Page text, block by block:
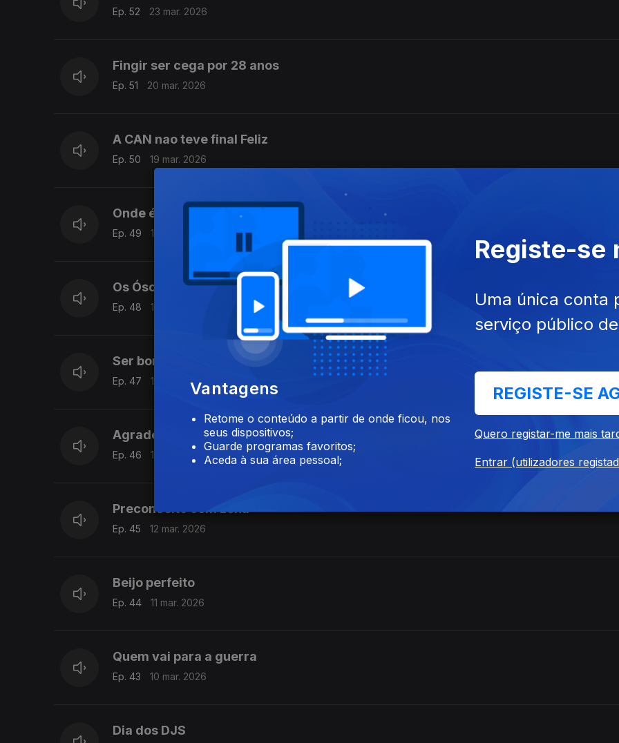
Ep. 52 23 mar. 2026
Fingir ser cega por 28 anos
Ep. 51 20 mar. 2026
A CAN nao teve final Feliz
Ep. 50 19 mar. 2026
Onde é que os vossos pais se conheceram?
Ep. 49 18 mar. 2026
Os Óscares
Ep. 48 17 mar. 2026
Ser bonita paga conta?
Ep. 47 16 mar. 2026
Agradecimentos
Ep. 46 13 mar. 2026
Preconceito com zona
Ep. 45 12 mar. 2026
Beijo perfeito
Ep. 44 11 mar. 2026
Quem vai para a guerra
Ep. 43 10 mar. 2026
Dia dos DJS
Vantagens
Retome o conteúdo a partir de onde ficou, nos
seus dispositivos;
Guarde programas favoritos;
Aceda à sua área pessoal;
Registe-se
Uma única conta
serviço público
REGISTE-SE
Quero registar-me mais
Entrar (utilizadores